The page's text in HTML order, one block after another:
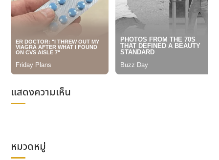
เฉิ่นหยางเมืองวัฒนธรรม : ลัดเลาะย่านประวัติศาสตร์ ตาม
หามรดกล้ำค่า
นครเฉิ่นหยางพร้อมเปิดโลกการเรียนรู้ผ่านนิทรรศการ
โบราณวัตถุและกิจกรรมนำเสนอมรดกภูมิปัญญาทาง
และห้องสมุดทั่วเมือง เตรียมเนรมิตกิจกรรมการเรียนรู้
ได้ดื่มด่ำกับรากเหง้าของเมือง ไม่ว่าจะเป็นการสัมผัส
วัฒนธรรมการขี่ม้ายิงธนูยุคราชวงศ์ชิง ณ พระราชวังโบ
ตลอดจนสวมบทบาทเป็น “ผู้พิทักษ์” เพื่อย้อนรอยเส้นทาง
ปฏิวัติ ณ หออนุสรณ์สถานที่ตั้งเดิมของคณะกรรมการ
แสดงความเห็น
หมวดหมู่